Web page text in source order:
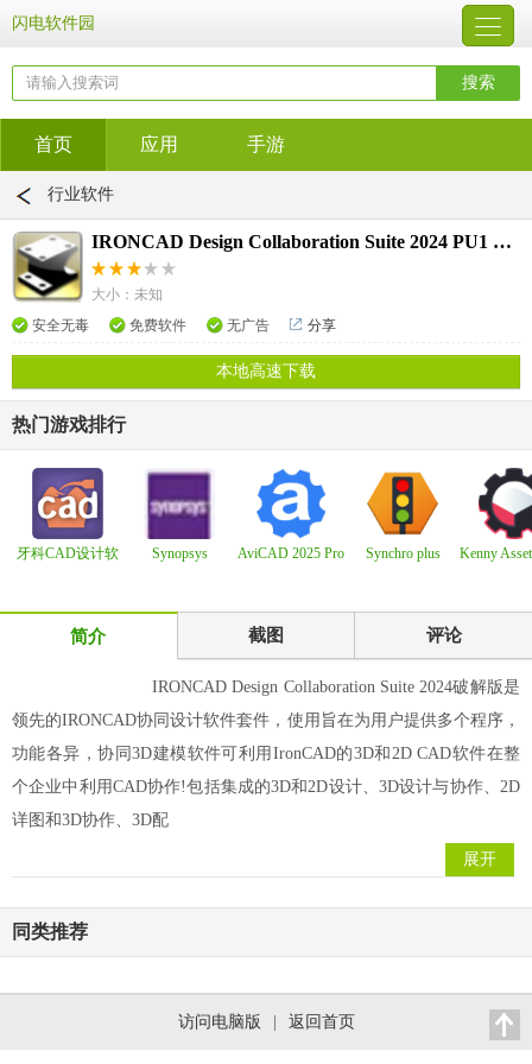
闪电软件园
首页 应用 手游
行业软件
IRONCAD Design Collaboration Suite 2024 PU1 SP3 v26.0
大小：未知
安全无毒
免费软件 无广告 分享
本地高速下载
热门游戏排行
牙科CAD设计软
Synopsys
AviCAD 2025 Pro
Synchro plus
Kenny
简介 截图 评论
IRONCAD Design Collaboration Suite 2024破解版是
领先的IRONCAD协同设计软件套件，使用旨在为用户提供多个程序，
功能各异，协同3D建模软件可利用IronCAD的3D和2D CAD软件在整
个企业中利用CAD协作!包括集成的3D和2D设计、3D设计与协作、2D
详图和3D协作、3D配
展开
同类推荐
访问电脑版 返回首页